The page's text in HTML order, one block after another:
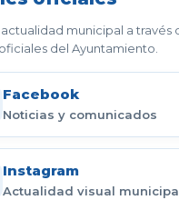
municipal a través
del Ayuntamiento.
Facebook
Noticias y comunicados
Instagram
Actualidad visual